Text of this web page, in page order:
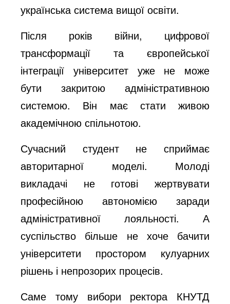
українська система вищої освіти.
Після років війни, цифрової
трансформації та європейської
інтеграції університет уже не може
бути закритою адміністративною
системою. Він має стати живою
академічною спільнотою.
Сучасний студент не сприймає
авторитарної моделі. Молоді
викладачі не готові жертвувати
професійною автономією заради
адміністративної лояльності. А
суспільство більше не хоче бачити
університети простором кулуарних
рішень і непрозорих процесів.
Саме тому вибори ректора КНУТД